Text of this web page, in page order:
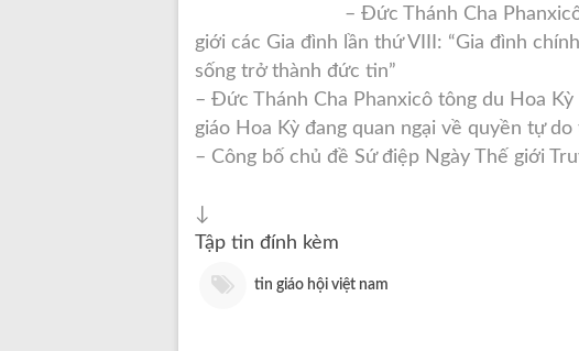
– Đức Thánh Cha
giới các Gia đình lần thứ VIII: “Gia đình
sống trở thành đức tin”
– Đức Thánh Cha Phanxicô tông du Hoa
giáo Hoa Kỳ đang quan ngại về quyền tự do
– Công bố chủ đề Sứ điệp Ngày Thế giới
↓
Tập tin đính kèm
tin giáo hội việt nam